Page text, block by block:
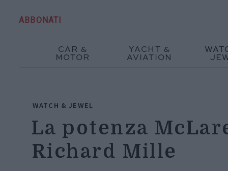
ABBONATI
CAR &
MOTOR
YACHT &
AVIATION
WATCH & JEWEL
La potenza
Richard Mille